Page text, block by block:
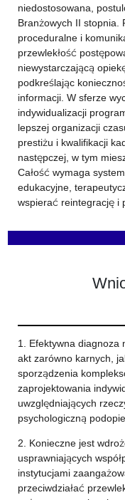
niedostosowana,
Branżowych II stopnia.
proceduralne i
przewlekłość
niewystarczającą
podkreślając
informacji. W sferze
indywidualizacji
lepszej organizacji
prestiżu i kwalifikacji
następczej, w tym
Całość wymaga
edukacyjne,
wspierać reintegrację i
1. Efektywna diagnoza
akt zarówno karnych,
sporządzenia
zaprojektowania
uwzględniających
psychologiczną
2. Konieczne jest
usprawniających
instytucjami
przeciwdziałać